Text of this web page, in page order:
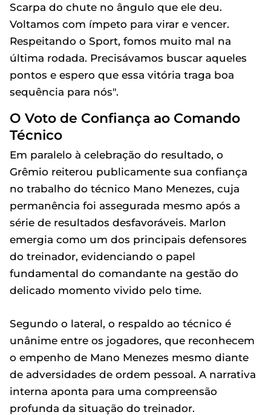
Scarpa do chute no ângulo que ele deu.
Voltamos com ímpeto para virar e vencer.
Respeitando o Sport, fomos muito mal na
última rodada. Precisávamos buscar aqueles
pontos e espero que essa vitória traga boa
sequência para nós".
O Voto de Confiança ao Comando
Técnico
Em paralelo à celebração do resultado, o
Grêmio reiterou publicamente sua confiança
no trabalho do técnico Mano Menezes, cuja
permanência foi assegurada mesmo após a
série de resultados desfavoráveis. Marlon
emergia como um dos principais defensores
do treinador, evidenciando o papel
fundamental do comandante na gestão do
delicado momento vivido pelo time.
Segundo o lateral, o respaldo ao técnico é
unânime entre os jogadores, que reconhecem
o empenho de Mano Menezes mesmo diante
de adversidades de ordem pessoal. A narrativa
interna aponta para uma compreensão
profunda da situação do treinador.